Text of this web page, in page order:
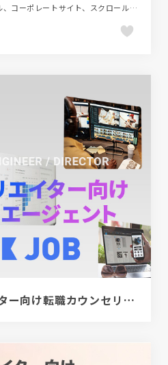
かわいい、イラスト、カラフル、コーポレートサイト、スクロールエフェクト、スタイリッシュ、タイポグラフィー、テレビ・アニメ・映画・芸能、デザイン・アート・音楽・文芸、ブラック系 、ポップ、モーション多め、大きめ写真
[PR]経験者クリエイター向け転職カウンセリング｜デザイナー / ディレクター / エンジニア